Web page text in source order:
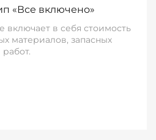
«Все включено»
включает в себя стоимость
материалов, запасных